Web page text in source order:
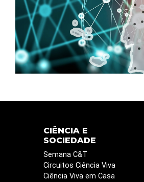
CIÊNCIA E
SOCIEDADE
Semana C&T
Circuitos Ciência Viva
Ciência Viva em Casa